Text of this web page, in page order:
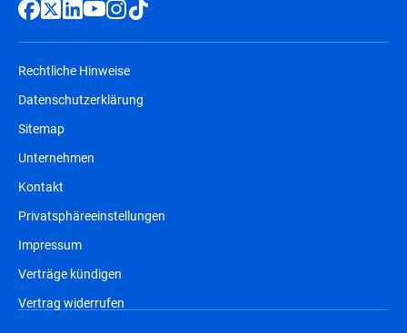
Rechtliche Hinweise
Datenschutzerklärung
Sitemap
Unternehmen
Kontakt
Privatsphäreeinstellungen
Impressum
Verträge kündigen
Vertrag widerrufen